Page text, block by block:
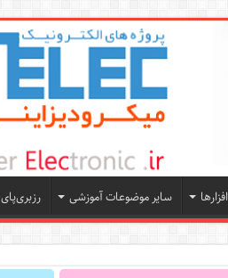
سایر موضوعات آموزشی رزبری‌پای